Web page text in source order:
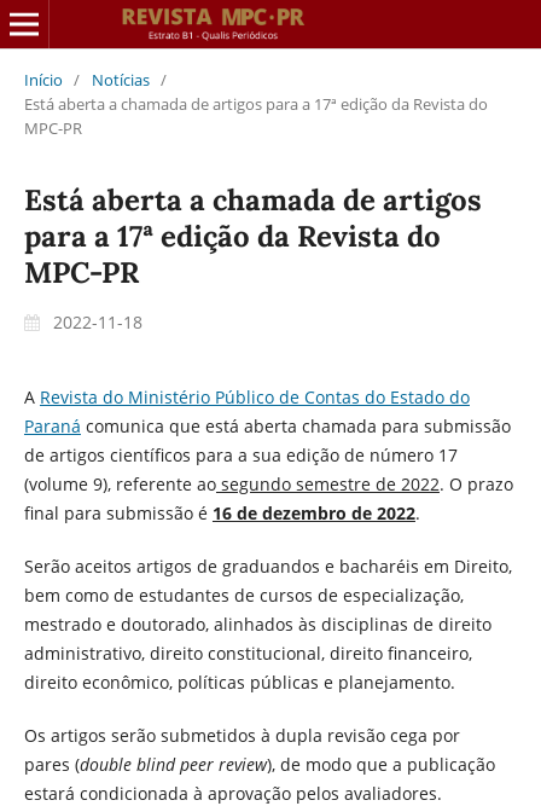
Início / Notícias /
Está aberta a chamada de artigos para a 17ª edição da Revista do
MPC-PR
Está aberta a chamada de artigos
para a 17ª edição da Revista do
MPC-PR
2022-11-18
A Revista do Ministério Público de Contas do Estado do
Paraná comunica que está aberta chamada para submissão
de artigos científicos para a sua edição de número 17
(volume 9), referente aosegundo semestre de 2022. O prazo
final para submissão é 16 de dezembro de 2022.
Serão aceitos artigos de graduandos e bacharéis em Direito,
bem como de estudantes de cursos de especialização,
mestrado e doutorado, alinhados às disciplinas de direito
administrativo, direito constitucional, direito financeiro,
direito econômico, políticas públicas e planejamento.
Os artigos serão submetidos à dupla revisão cega por
pares (double blind peer review), de modo que a publicação
estará condicionada à aprovação pelos avaliadores.